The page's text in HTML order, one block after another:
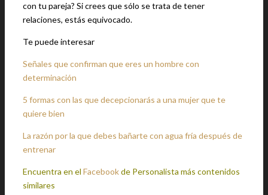
con tu pareja? Si crees que sólo se trata de tener
relaciones, estás equivocado.
Te puede interesar
Señales que confirman que eres un hombre con
determinación
5 formas con las que decepcionarás a una mujer que te
quiere bien
La razón por la que debes bañarte con agua fría después de
entrenar
Encuentra en el Facebookde Personalista más contenidos
similares